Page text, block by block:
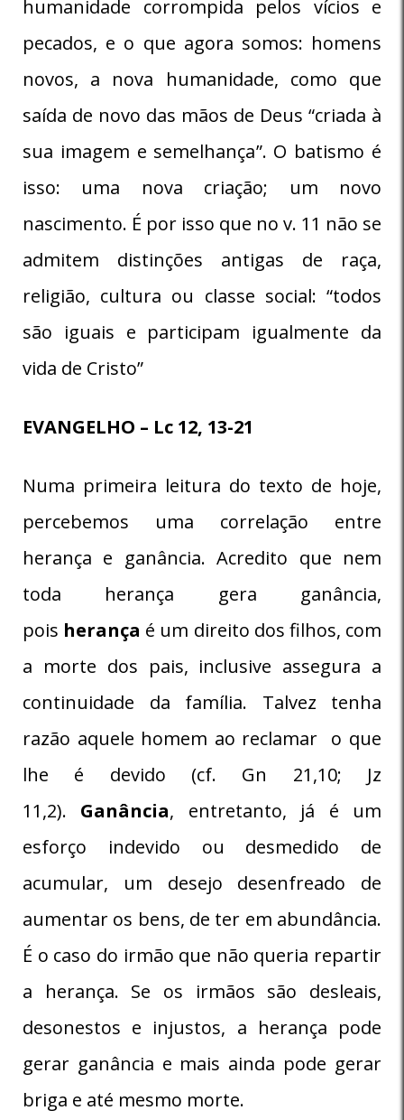
humanidade corrompida pelos vícios e
pecados, e o que agora somos: homens
novos, a nova humanidade, como que
saída de novo das mãos de Deus “criada à
sua imagem e semelhança”. O batismo é
isso: uma nova criação; um novo
nascimento. É por isso que no v. 11 não se
admitem distinções antigas de raça,
religião, cultura ou classe social: “todos
são iguais e participam igualmente da
vida de Cristo”
EVANGELHO – Lc 12, 13-21
Numa primeira leitura do texto de hoje,
percebemos uma correlação entre
herança e ganância. Acredito que nem
toda herança gera ganância,
pois herança é um direito dos filhos, com
a morte dos pais, inclusive assegura a
continuidade da família. Talvez tenha
razão aquele homem ao reclamar o que
lhe é devido (cf. Gn 21,10; Jz
11,2). Ganância, entretanto, já é um
esforço indevido ou desmedido de
acumular, um desejo desenfreado de
aumentar os bens, de ter em abundância.
É o caso do irmão que não queria repartir
a herança. Se os irmãos são desleais,
desonestos e injustos, a herança pode
gerar ganância e mais ainda pode gerar
briga e até mesmo morte.